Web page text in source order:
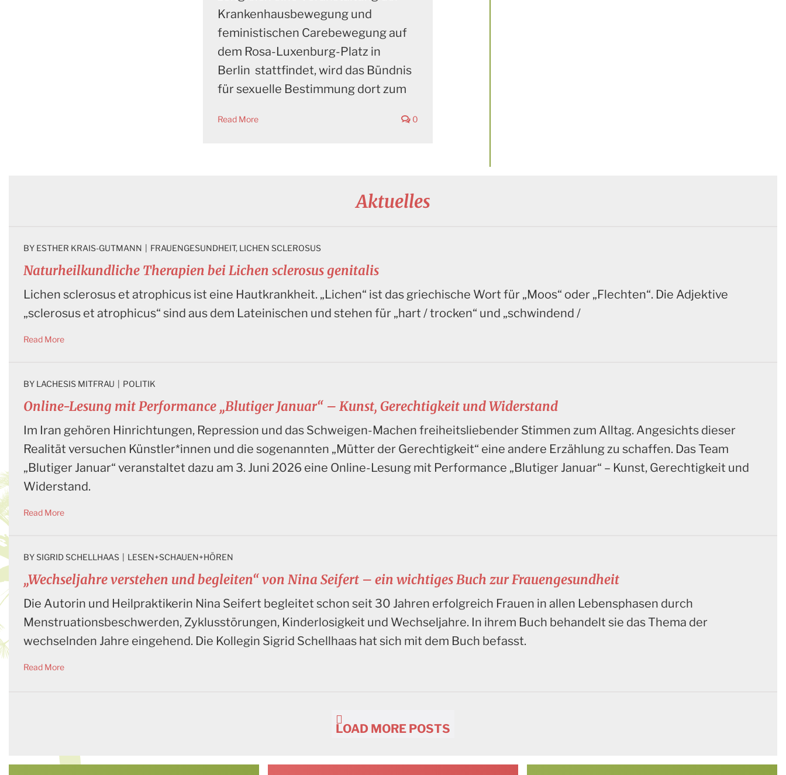
Krankenhausbewegung und
feministischen Carebewegung auf
dem Rosa-Luxenburg-Platz in
Berlin stattfindet, wird das Bündnis
für sexuelle Bestimmung dort zum
Read More 0
Aktuelles
Naturheilkundliche Therapien bei Lichen sclerosus genitalis
BY ESTHER KRAIS-GUTMANN FRAUENGESUNDHEIT, LICHEN SCLEROSUS
Lichen sclerosus et atrophicus ist eine Hautkrankheit. „Lichen“ ist das griechische Wort für „Moos“ oder „Flechten“. Die Adjektive
„sclerosus et atrophicus“ sind aus dem Lateinischen und stehen für „hart / trocken“ und „schwindend /
Read More
Online-Lesung mit Performance „Blutiger Januar“ – Kunst, Gerechtigkeit und Widerstand
BY LACHESIS MITFRAU POLITIK
Im Iran gehören Hinrichtungen, Repression und das Schweigen-Machen freiheitsliebender Stimmen zum Alltag. Angesichts dieser
Realität versuchen Künstler*innen und die sogenannten „Mütter der Gerechtigkeit“ eine andere Erzählung zu schaffen. Das Team
„Blutiger Januar“ veranstaltet dazu am 3. Juni 2026 eine Online-Lesung mit Performance „Blutiger Januar“ – Kunst, Gerechtigkeit und
Widerstand.
Read More
„Wechseljahre verstehen und begleiten“ von Nina Seifert – ein wichtiges Buch zur Frauengesundheit
BY SIGRID SCHELLHAAS LESEN+SCHAUEN+HÖREN
Die Autorin und Heilpraktikerin Nina Seifert begleitet schon seit 30 Jahren erfolgreich Frauen in allen Lebensphasen durch
Menstruationsbeschwerden, Zyklusstörungen, Kinderlosigkeit und Wechseljahre. In ihrem Buch behandelt sie das Thema der
wechselnden Jahre eingehend. Die Kollegin Sigrid Schellhaas hat sich mit dem Buch befasst.
Read More
LOAD MORE POSTS